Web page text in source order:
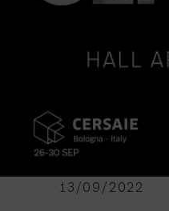
13/09/2022